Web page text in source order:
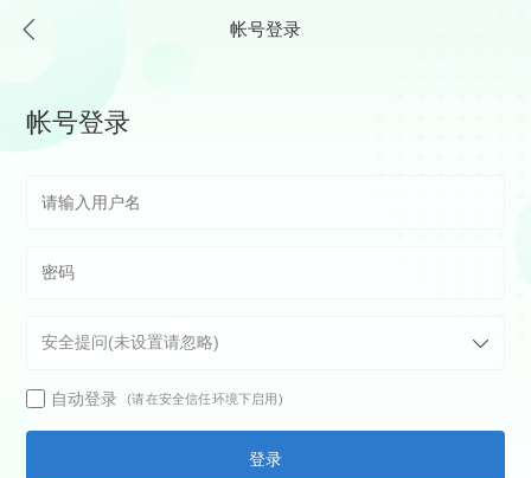
帐号登录
帐号登录
自动登录 (请在安全信任环境下启用)
登录